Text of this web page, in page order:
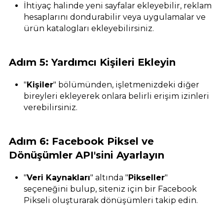
İhtiyaç halinde yeni sayfalar ekleyebilir, reklam
hesaplarını dondurabilir veya uygulamalar ve
ürün katalogları ekleyebilirsiniz.
Adım 5: Yardımcı Kişileri Ekleyin
"Kişiler" bölümünden, işletmenizdeki diğer
bireyleri ekleyerek onlara belirli erişim izinleri
verebilirsiniz.
Adım 6: Facebook Piksel ve
Dönüşümler API'sini Ayarlayın
"Veri Kaynakları" altında "Pikseller"
seçeneğini bulup, siteniz için bir Facebook
Pikseli oluşturarak dönüşümleri takip edin.